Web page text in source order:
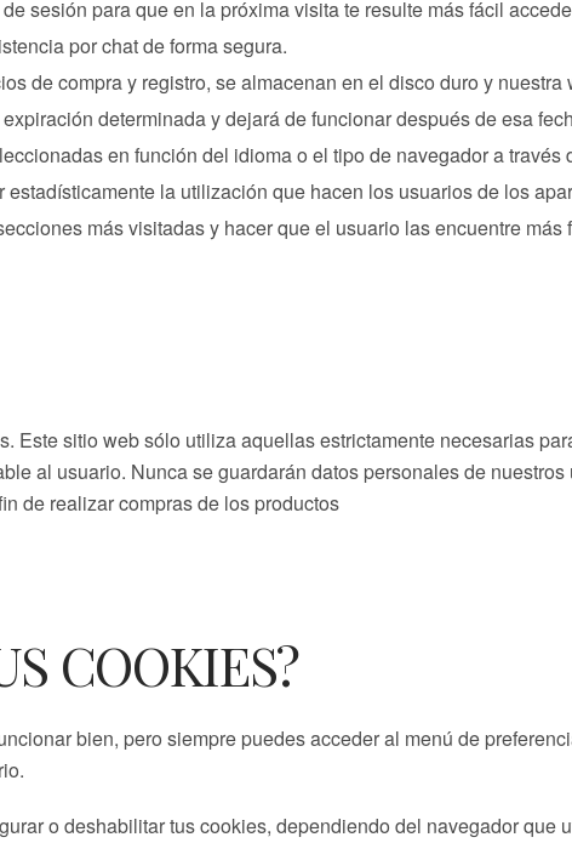
sesión para que en la próxima visita te resulte más fácil
por chat de forma segura.
de compra y registro, se almacenan en el disco duro y
determinada y dejará de funcionar después de esa
en función del idioma o el tipo de navegador a través
la utilización que hacen los usuarios de los
más visitadas y hacer que el usuario las encuentre más
sitio web sólo utiliza aquellas estrictamente necesarias
al usuario. Nunca se guardarán datos personales de
de realizar compras de los productos
COOKIES?
bien, pero siempre puedes acceder al menú de
o deshabilitar tus cookies, dependiendo del navegador que
ENLACES DE INTERÉS